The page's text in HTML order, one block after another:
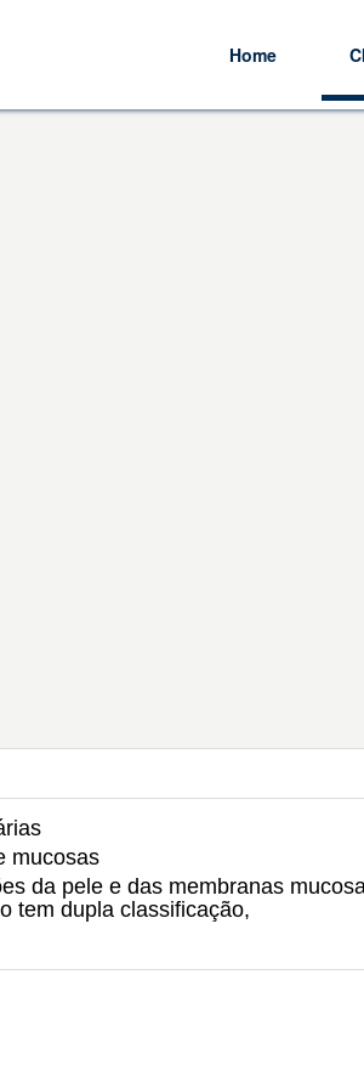
Home
mucosas
da pele e das membranas
tem dupla classificação,